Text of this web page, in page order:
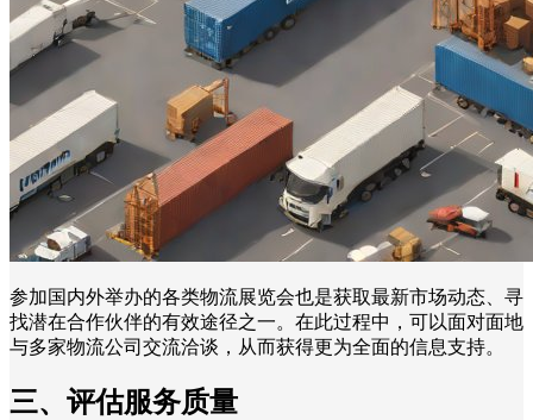
参加国内外举办的各类物流展览会也是获取最新市场动态、寻
找潜在合作伙伴的有效途径之一。在此过程中，可以面对面地
与多家物流公司交流洽谈，从而获得更为全面的信息支持。
三、评估服务质量